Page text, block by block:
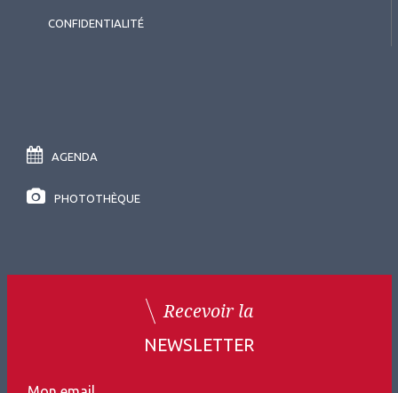
CONFIDENTIALITÉ
AGENDA
PHOTOTHÈQUE
Recevoir la
NEWSLETTER